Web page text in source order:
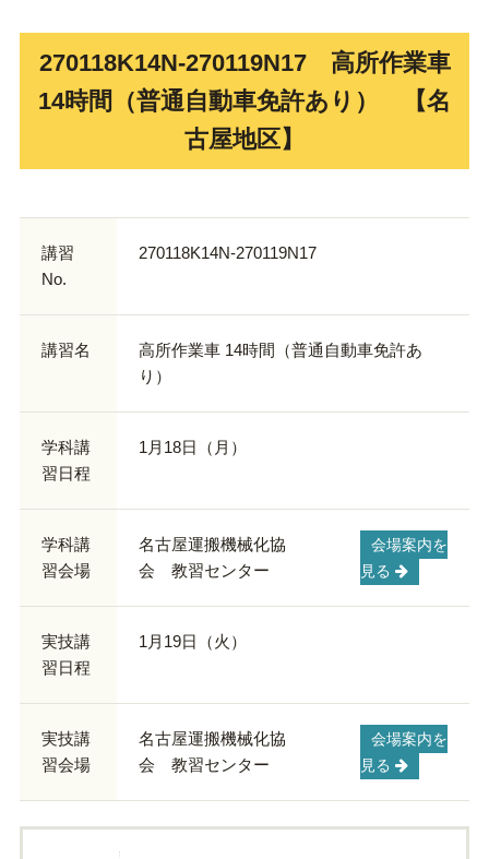
270118K14N-270119N17 高所作業車
14時間（普通自動車免許あり） 【名
古屋地区】
講習
No.
270118K14N-270119N17
講習名
高所作業車 14時間（普通自動車免許あ
り）
学科講
習日程
1月18日（月）
学科講
習会場
名古屋運搬機械化協
会 教習センター
会場案内を
見る
実技講
習日程
1月19日（火）
実技講
習会場
名古屋運搬機械化協
会 教習センター
会場案内を
見る